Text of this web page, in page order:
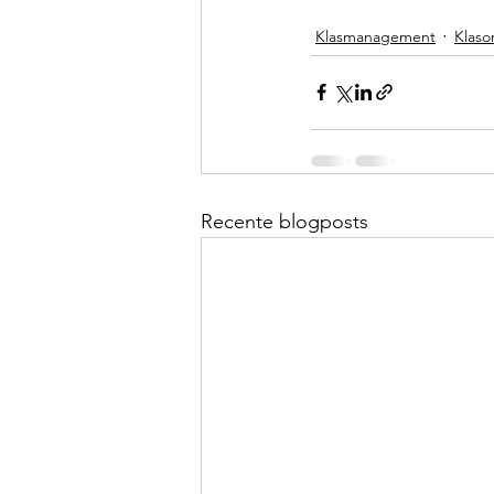
Klasmanagement
Recente blogposts